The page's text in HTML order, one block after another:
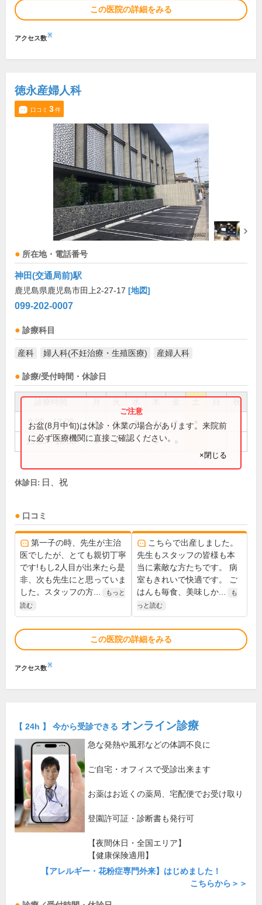
この医院の詳細をみる
アクセス数※
徳永産婦人科
口コミ 3件
所在地・電話番号
神田(交通局前)駅
鹿児島県鹿児島市田上2-27-17 [地図]
099-202-0007
診療科目
産科 婦人科(不妊治療・生殖医療) 産婦人科
診療/受付時間・休診日
祝
9:00～13:00 ● ● ● ● ●
15:00～18:00 ● ● ●
お盆(8月中旬)は休診・休業の場合があります。来院前
に必ず医療機関に直接ご確認ください。
×閉じる
休診日: 日、祝
口コミ
第一子の時、先生が主治
医でしたが、とても親切丁寧
です!もし2人目が出来たら是
非、次も先生にと思っていま
した。スタッフの方...
もっと
読む
こちらで出産しました。
先生もスタッフの皆様も本
当に素敵な方たちです。 病
室もきれいで快適です。 ご
はんも毎食、美味しか...
も
っと読む
この医院の詳細をみる
アクセス数※
【 24h 】 今から受診できる オンライン診療
急な発熱や風邪などの体調不良に
ご自宅・オフィスで受診出来ます
お薬はお近くの薬局、宅配便でお受け取り
登園許可証・診断書も発行可
【夜間休日・全国エリア】
【健康保険適用】
【アレルギー・花粉症専門外来】はじめました！
こちらから＞＞